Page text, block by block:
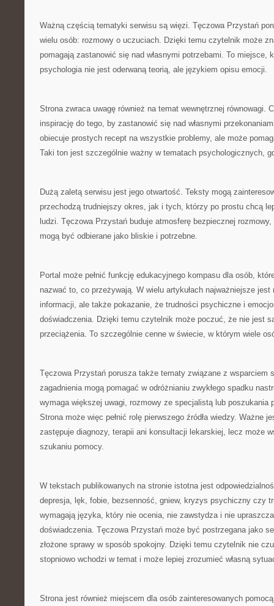
Ważną częścią tematyki serwisu są więzi. Tęczowa Przystań
wielu osób: rozmowy o uczuciach. Dzięki temu czytelnik może
pomagają zastanowić się nad własnymi potrzebami. To miejsce,
psychologia nie jest oderwaną teorią, ale językiem opisu emocji.
Strona zwraca uwagę również na temat wewnętrznej równowagi.
inspirację do tego, by zastanowić się nad własnymi
obiecuje prostych recept na wszystkie problemy, ale może
Taki ton jest szczególnie ważny w tematach psychologicznych,
Dużą zaletą serwisu jest jego otwartość. Teksty mogą
przechodzą trudniejszy okres, jak i tych, którzy po prostu chcą
ludzi. Tęczowa Przystań buduje atmosferę bezpiecznej
mogą być odbierane jako bliskie i potrzebne.
Portal może pełnić funkcję edukacyjnego kompasu dla osób,
nazwać to, co przeżywają. W wielu artykułach najważniejsze
informacji, ale także pokazanie, że trudności psychiczne i
doświadczenia. Dzięki temu czytelnik może poczuć, że nie jest
przeciążenia. To szczególnie cenne w świecie, w którym wiele
Tęczowa Przystań porusza także tematy związane z wsparciem
zagadnienia mogą pomagać w odróżnianiu zwykłego spadku
wymaga większej uwagi, rozmowy ze specjalistą lub poszukania
Strona może więc pełnić rolę pierwszego źródła wiedzy. Ważne
zastępuje diagnozy, terapii ani konsultacji lekarskiej, lecz może
szukaniu pomocy.
W tekstach publikowanych na stronie istotna jest
depresja, lęk, fobie, bezsenność, gniew, kryzys psychiczny czy
wymagają języka, który nie ocenia, nie zawstydza i nie
doświadczenia. Tęczowa Przystań może być postrzegana jako
złożone sprawy w sposób spokojny. Dzięki temu czytelnik nie
stopniowo wchodzi w temat i może lepiej zrozumieć własną
Strona jest również miejscem dla osób zainteresowanych